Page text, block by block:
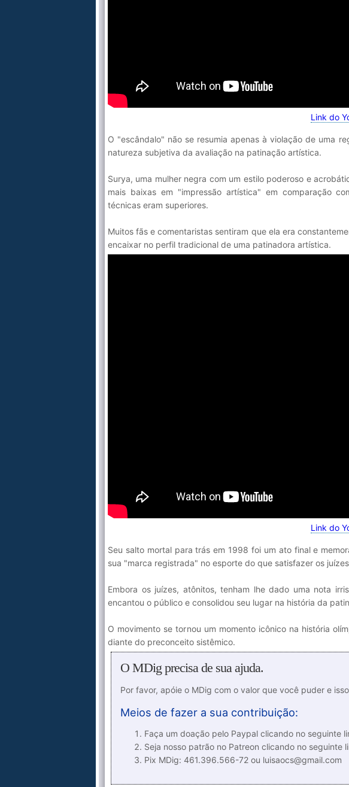
Link do
O "escândalo" não se resumia apenas à violação de uma
natureza subjetiva da avaliação na patinação artística.
Surya, uma mulher negra com um estilo poderoso e
mais baixas em "impressão artística" em comparação
técnicas eram superiores.
Muitos fãs e comentaristas sentiram que ela era
encaixar no perfil tradicional de uma patinadora artística.
Link do
Seu salto mortal para trás em 1998 foi um ato final e
sua "marca registrada" no esporte do que satisfazer os
Embora os juízes, atônitos, tenham lhe dado uma nota
encantou o público e consolidou seu lugar na história da
O movimento se tornou um momento icônico na história
diante do preconceito sistêmico.
O MDig precisa de sua ajuda.
Por favor, apóie o MDig com o valor que você puder e
Meios de fazer a sua contribuição:
Faça um doação pelo Paypal clicando no seguinte
Seja nosso patrão no Patreon clicando no seguinte
Pix MDig: 461.396.566-72 ou luisaocs@gmail.com